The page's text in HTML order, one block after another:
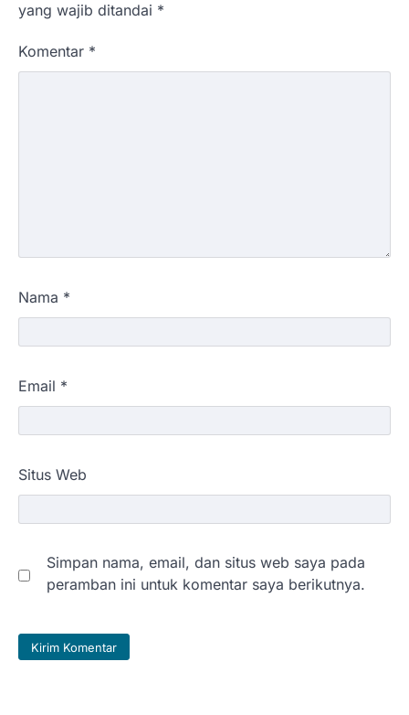
yang wajib ditandai *
Komentar *
Nama *
Email *
Situs Web
Simpan nama, email, dan situs web saya pada
peramban ini untuk komentar saya berikutnya.